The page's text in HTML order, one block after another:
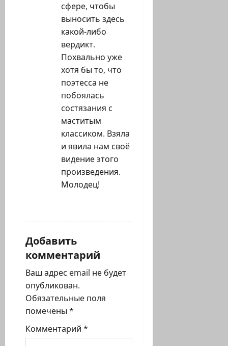
сфере, чтобы
выносить здесь
какой-либо
вердикт.
Похвально уже
хотя бы то, что
поэтесса не
побоялась
состязания с
маститым
классиком. Взяла
и явила нам своё
видение этого
произведения.
Молодец!
Добавить
комментарий
Ваш адрес email не будет
опубликован.
Обязательные поля
помечены *
Комментарий *